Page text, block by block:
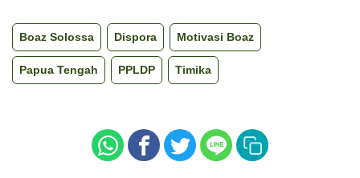
Boaz Solossa Dispora Motivasi Boaz
Papua Tengah PPLDP Timika